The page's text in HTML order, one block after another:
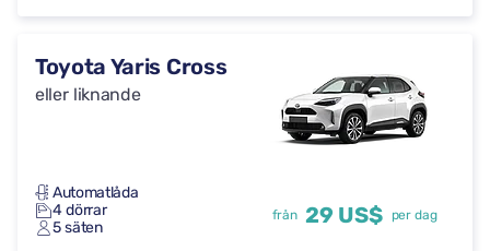
Toyota Yaris Cross
eller liknande
Automatlåda
4 dörrar
5 säten
från 29 US$ per dag